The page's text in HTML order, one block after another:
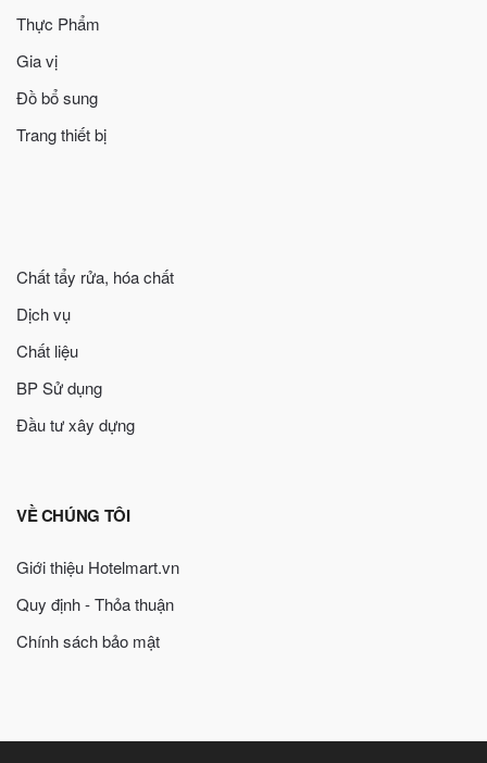
Thực Phẩm
Gia vị
Đồ bổ sung
Trang thiết bị
Chất tẩy rửa, hóa chất
Dịch vụ
Chất liệu
BP Sử dụng
Đầu tư xây dựng
VỀ CHÚNG TÔI
Giới thiệu Hotelmart.vn
Quy định - Thỏa thuận
Chính sách bảo mật